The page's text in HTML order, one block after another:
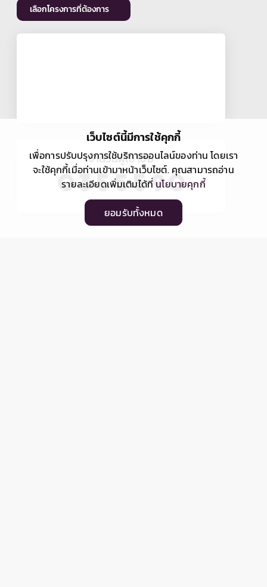
เลือกโครงการที่ต้องการ
จำนวนผู้เข้าชม
เว็บไซต์นี้มีการใช้คุกกี้
เพื่อการปรับปรุงการใช้บริการออนไลน์ของท่าน โดยเรา
จะใช้คุกกี้เมื่อท่านเข้ามาหน้าเว็บไซต์. คุณสามารถอ่าน
รายละเอียดเพิ่มเติมได้ที่ นโยบายคุกกี้
ยอมรับทั้งหมด